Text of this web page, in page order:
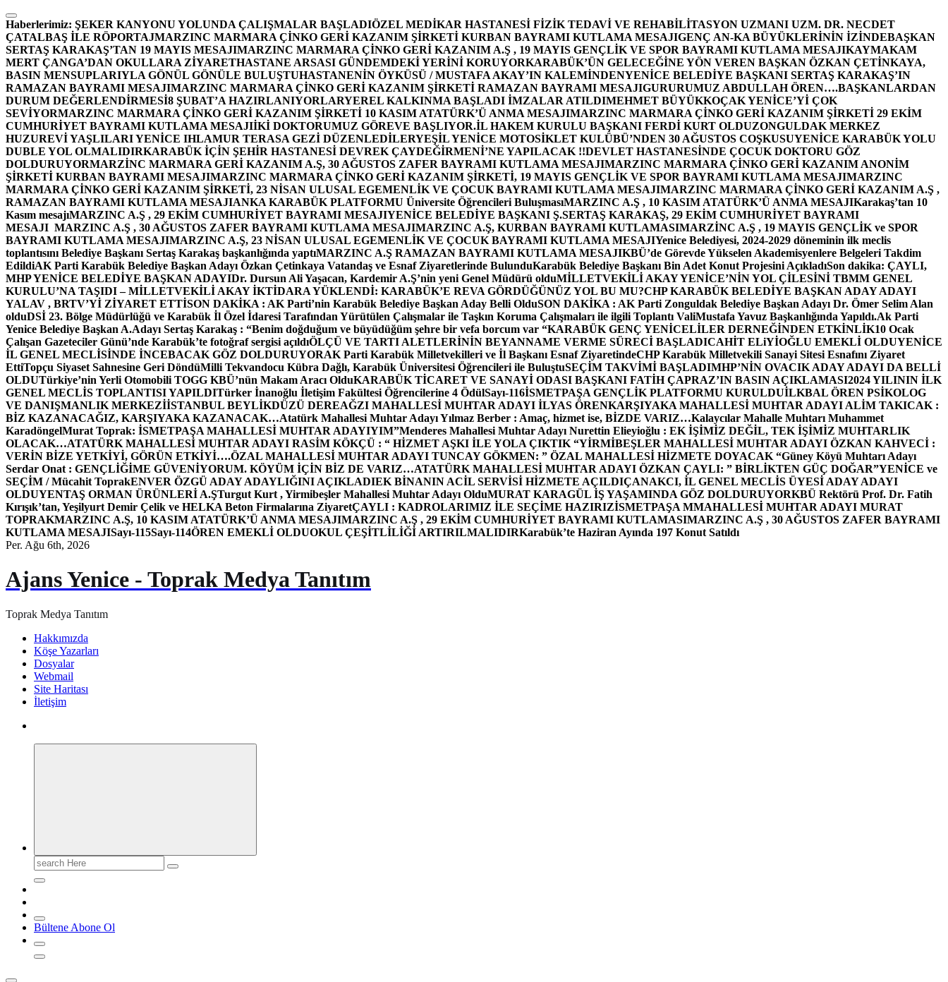
İçeriğe
atla
Haberlerimiz: ŞEKER KANYONU YOLUNDA ÇALIŞMALAR BAŞLADIÖZEL MEDİKAR HASTANESİ FİZİK TEDAVİ VE REHABİLİTASYON UZMANI UZM. DR. NECDET
ÇATALBAŞ İLE RÖPORTAJMARZINC MARMARA ÇİNKO GERİ KAZANIM ŞİRKETİ KURBAN BAYRAMI KUTLAMA MESAJIGENÇ AN-KA BÜYÜKLERİNİN İZİNDEBAŞKAN
SERTAŞ KARAKAŞ’TAN 19 MAYIS MESAJIMARZINC MARMARA ÇİNKO GERİ KAZANIM A.Ş , 19 MAYIS GENÇLİK VE SPOR BAYRAMI KUTLAMA MESAJIKAYMAKAM
MERT ÇANGA’DAN OKULLARA ZİYARETHASTANE ARSASI GÜNDEMDEKİ YERİNİ KORUYORKARABÜK’ÜN GELECEĞİNE YÖN VEREN BAŞKAN ÖZKAN ÇETİNKAYA,
BASIN MENSUPLARIYLA GÖNÜL GÖNÜLE BULUŞTUHASTANENİN ÖYKÜSÜ / MUSTAFA AKAY’IN KALEMİNDENYENİCE BELEDİYE BAŞKANI SERTAŞ KARAKAŞ’IN
RAMAZAN BAYRAMI MESAJIMARZINC MARMARA ÇİNKO GERİ KAZANIM ŞİRKETİ RAMAZAN BAYRAMI MESAJIGURURUMUZ ABDULLAH ÖREN….BAŞKANLARDAN
DURUM DEĞERLENDİRMESİ8 ŞUBAT’A HAZIRLANIYORLARYEREL KALKINMA BAŞLADI İMZALAR ATILDIMEHMET BÜYÜKKOÇAK YENİCE’Yİ ÇOK
SEVİYORMARZINC MARMARA ÇİNKO GERİ KAZANIM ŞİRKETİ 10 KASIM ATATÜRK’Ü ANMA MESAJIMARZINC MARMARA ÇİNKO GERİ KAZANIM ŞİRKETİ 29 EKİM
CUMHURİYET BAYRAMI KUTLAMA MESAJIİKİ DOKTORUMUZ GÖREVE BAŞLIYOR.İL HAKEM KURULU BAŞKANI FERDİ KURT OLDUZONGULDAK MERKEZ
HUZUREVİ YAŞLILARI YENİCE IHLAMUR TERASA GEZİ DÜZENLEDİLERYEŞİL YENİCE MOTOSİKLET KULÜBÜ’NDEN 30 AĞUSTOS COŞKUSUYENİCE KARABÜK YOLU
DUBLE YOL OLMALIDIRKARABÜK İÇİN ŞEHİR HASTANESİ DEVREK ÇAYDEĞİRMENİ’NE YAPILACAK !!DEVLET HASTANESİNDE ÇOCUK DOKTORU GÖZ
DOLDURUYORMARZİNC MARMARA GERİ KAZANIM A.Ş, 30 AĞUSTOS ZAFER BAYRAMI KUTLAMA MESAJIMARZINC MARMARA ÇİNKO GERİ KAZANIM ANONİM
ŞİRKETİ KURBAN BAYRAMI MESAJIMARZINC MARMARA ÇİNKO GERİ KAZANIM ŞİRKETİ, 19 MAYIS GENÇLİK VE SPOR BAYRAMI KUTLAMA MESAJIMARZINC
MARMARA ÇİNKO GERİ KAZANIM ŞİRKETİ, 23 NİSAN ULUSAL EGEMENLİK VE ÇOCUK BAYRAMI KUTLAMA MESAJIMARZINC MARMARA ÇİNKO GERİ KAZANIM A.Ş ,
RAMAZAN BAYRAMI KUTLAMA MESAJIANKA KARABÜK PLATFORMU Üniversite Öğrencileri BuluşmasıMARZINC A.Ş , 10 KASIM ATATÜRK’Ü ANMA MESAJIKarakaş’tan 10
Kasım mesajıMARZINC A.Ş , 29 EKİM CUMHURİYET BAYRAMI MESAJIYENİCE BELEDİYE BAŞKANI Ş.SERTAŞ KARAKAŞ, 29 EKİM CUMHURİYET BAYRAMI
MESAJI MARZINC A.Ş , 30 AĞUSTOS ZAFER BAYRAMI KUTLAMA MESAJIMARZINC A.Ş, KURBAN BAYRAMI KUTLAMASIMARZİNC A.Ş , 19 MAYIS GENÇLİK ve SPOR
BAYRAMI KUTLAMA MESAJIMARZINC A.Ş, 23 NİSAN ULUSAL EGEMENLİK VE ÇOCUK BAYRAMI KUTLAMA MESAJIYenice Belediyesi, 2024-2029 döneminin ilk meclis
toplantısını Belediye Başkanı Sertaş Karakaş başkanlığında yaptıMARZINC A.Ş RAMAZAN BAYRAMI KUTLAMA MESAJIKBÜ’de Görevde Yükselen Akademisyenlere Belgeleri Takdim
EdildiAK Parti Karabük Belediye Başkan Adayı Özkan Çetinkaya Vatandaş ve Esnaf Ziyaretlerinde BulunduKarabük Belediye Başkanı Bin Adet Konut Projesini AçıkladıSon dakika: ÇAYLI,
MHP YENİCE BELEDİYE BAŞKAN ADAYIDr. Dursun Ali Yaşacan, Kardemir A.Ş’nin yeni Genel Müdürü olduMİLLETVEKİLİ AKAY YENİCE’NİN YOL ÇİLESİNİ TBMM GENEL
KURULU’NA TAŞIDI – MİLLETVEKİLİ AKAY İKTİDARA YÜKLENDİ: KARABÜK’E REVA GÖRDÜĞÜNÜZ YOL BU MU?CHP KARABÜK BELEDİYE BAŞKAN ADAY ADAYI
YALAV , BRTV’Yİ ZİYARET ETTİSON DAKİKA : AK Parti’nin Karabük Belediye Başkan Aday Belli OlduSON DAKİKA : AK Parti Zonguldak Belediye Başkan Adayı Dr. Ömer Selim Alan
olduDSİ 23. Bölge Müdürlüğü ve Karabük İl Özel İdaresi Tarafından Yürütülen Çalışmalar ile Taşkın Koruma Çalışmaları ile ilgili Toplantı ValiMustafa Yavuz Başkanlığında Yapıldı.Ak Parti
Yenice Belediye Başkan A.Adayı Sertaş Karakaş : “Benim doğduğum ve büyüdüğüm şehre bir vefa borcum var “KARABÜK GENÇ YENİCELİLER DERNEĞİNDEN ETKİNLİK10 Ocak
Çalışan Gazeteciler Günü’nde Karabük’te fotoğraf sergisi açıldıÖLÇÜ VE TARTI ALETLERİNİN BEYANNAME VERME SÜRECİ BAŞLADICAHİT ELiYİOĞLU EMEKLİ OLDUYENİCE
İL GENEL MECLİSİNDE İNCEBACAK GÖZ DOLDURUYORAK Parti Karabük Milletvekilleri ve İl Başkanı Esnaf ZiyaretindeCHP Karabük Milletvekili Sanayi Sitesi Esnafını Ziyaret
EttiTopçu Siyaset Sahnesine Geri DöndüMilli Tekvandocu Kübra Dağlı, Karabük Üniversitesi Öğrencileri ile BuluştuSEÇİM TAKVİMİ BAŞLADIMHP’NİN OVACIK ADAY ADAYI DA BELLİ
OLDUTürkiye’nin Yerli Otomobili TOGG KBÜ’nün Makam Aracı OlduKARABÜK TİCARET VE SANAYİ ODASI BAŞKANI FATİH ÇAPRAZ’IN BASIN AÇIKLAMASI2024 YILININ İLK
GENEL MECLİS TOPLANTISI YAPILDITürker İnanoğlu İletişim Fakültesi Öğrencilerine 4 ÖdülSayı-116İSMETPAŞA GENÇLİK PLATFORMU KURULDUİLKBAL ÖREN PSİKOLOG
VE DANIŞMANLIK MERKEZİİSTANBUL BEYLİKDÜZÜ DEREAĞZI MAHALLESİ MUHTAR ADAYI İLYAS ÖRENKARŞIYAKA MAHALLESİ MUHTAR ADAYI ALİM TAKICAK :
BİZ KAZANACAĞIZ, KARŞIYAKA KAZANACAK…Atatürk Mahallesi Muhtar Adayı Yılmaz Berber : Amaç, hizmet ise, BİZDE VARIZ…Kalaycılar Mahalle Muhtarı Muhammet
KaradöngelMurat Toprak: İSMETPAŞA MAHALLESİ MUHTAR ADAYIYIM”Menderes Mahallesi Muhtar Adayı Nurettin Elieyioğlu : EK İŞİMİZ DEĞİL, TEK İŞİMİZ MUHTARLIK
OLACAK…ATATÜRK MAHALLESİ MUHTAR ADAYI RASİM KÖKÇÜ : “ HİZMET AŞKI İLE YOLA ÇIKTIK “YİRMİBEŞLER MAHALLESİ MUHTAR ADAYI ÖZKAN KAHVECİ :
VERİN BİZE YETKİYİ, GÖRÜN ETKİYİ….ÖZAL MAHALLESİ MUHTAR ADAYI TUNCAY GÖKMEN: ” ÖZAL MAHALLESİ HİZMETE DOYACAK “Güney Köyü Muhtarı Adayı
Serdar Onat : GENÇLİĞİME GÜVENİYORUM. KÖYÜM İÇİN BİZ DE VARIZ…ATATÜRK MAHALLESİ MUHTAR ADAYI ÖZKAN ÇAYLI: ” BİRLİKTEN GÜÇ DOĞAR”YENİCE ve
SEÇİM / Mücahit ToprakENVER ÖZGÜ ADAY ADAYLIĞINI AÇIKLADIEK BİNANIN ACİL SERVİSİ HİZMETE AÇILDIÇANAKCI, İL GENEL MECLİS ÜYESİ ADAY ADAYI
OLDUYENTAŞ ORMAN ÜRÜNLERİ A.ŞTurgut Kurt , Yirmibeşler Mahallesi Muhtar Adayı OlduMURAT KARAGÜL İŞ YAŞAMINDA GÖZ DOLDURUYORKBÜ Rektörü Prof. Dr. Fatih
Kırışık’tan, Yeşilyurt Demir Çelik ve HELKA Beton Firmalarına ZiyaretÇAYLI : KADROLARIMIZ İLE SEÇİME HAZIRIZİSMETPAŞA MMAHALLESİ MUHTAR ADAYI MURAT
TOPRAKMARZINC A.Ş, 10 KASIM ATATÜRK’Ü ANMA MESAJIMARZINC A.Ş , 29 EKİM CUMHURİYET BAYRAMI KUTLAMASIMARZINC A.Ş , 30 AĞUSTOS ZAFER BAYRAMI
KUTLAMA MESAJISayı-115Sayı-114ÖREN EMEKLİ OLDUOKUL ÇEŞİTLİLİĞİ ARTIRILMALIDIRKarabük’te Haziran Ayında 197 Konut Satıldı
Per. Ağu 6th, 2026
Ajans Yenice - Toprak Medya Tanıtım
Toprak Medya Tanıtım
Hakkımızda
Köşe Yazarları
Dosyalar
Webmail
Site Haritası
İletişim
Search
for:
Bültene Abone Ol